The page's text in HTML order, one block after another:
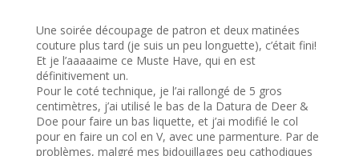
Une soirée découpage de patron et deux matinées
couture plus tard (je suis un peu longuette), c’était fini!
Et je l’aaaaaime ce Muste Have, qui en est
définitivement un.
Pour le coté technique, je l’ai rallongé de 5 gros
centimètres, j’ai utilisé le bas de la Datura de Deer &
Doe pour faire un bas liquette, et j’ai modifié le col
pour en faire un col en V, avec une parmenture. Par de
problèmes, malgré mes bidouillages peu cathodiques